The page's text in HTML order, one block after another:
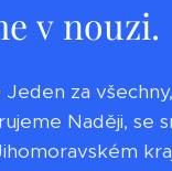
v nouzi.
za
Naději, se